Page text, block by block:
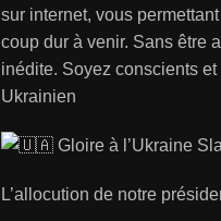
sur internet, vous
coup dur à venir. Sans être
inédite. Soyez conscients et
Ukrainien
Gloire à l’Ukraine
L’allocution de notre